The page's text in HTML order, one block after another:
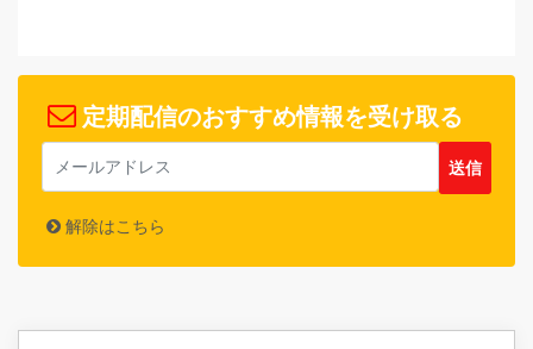
定期配信のおすすめ情報を受け取る
解除はこちら